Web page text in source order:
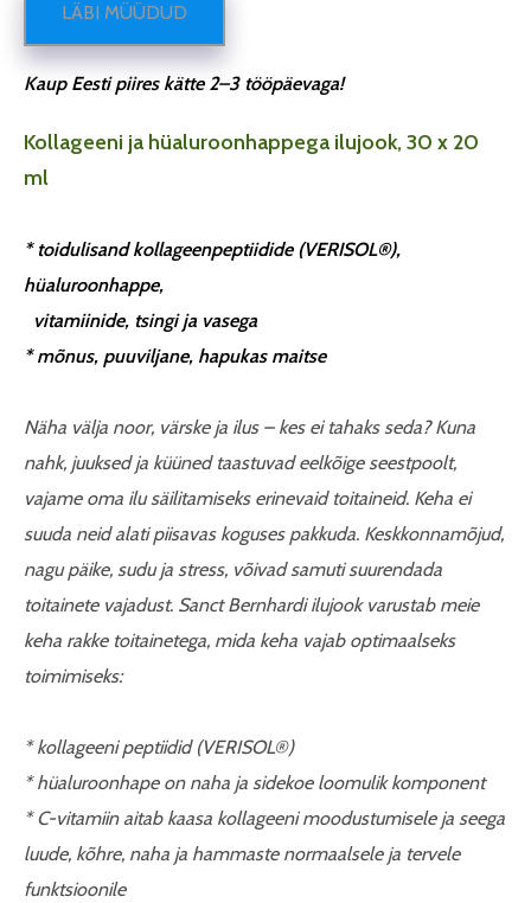
LÄBI MÜÜDUD
Kaup Eesti piires kätte 2–3 tööpäevaga!
Kollageeni ja hüaluroonhappega ilujook, 30 x 20
ml
* toidulisand kollageenpeptiidide (VERISOL®),
hüaluroonhappe,
vitamiinide, tsingi ja vasega
* mõnus, puuviljane, hapukas maitse
Näha välja noor, värske ja ilus – kes ei tahaks seda? Kuna
nahk, juuksed ja küüned taastuvad eelkõige seestpoolt,
vajame oma ilu säilitamiseks erinevaid toitaineid. Keha ei
suuda neid alati piisavas koguses pakkuda. Keskkonnamõjud,
nagu päike, sudu ja stress, võivad samuti suurendada
toitainete vajadust. Sanct Bernhardi ilujook varustab meie
keha rakke toitainetega, mida keha vajab optimaalseks
toimimiseks:
* kollageeni peptiidid (VERISOL®)
* hüaluroonhape on naha ja sidekoe loomulik komponent
* C-vitamiin aitab kaasa kollageeni moodustumisele ja seega
luude, kõhre, naha ja hammaste normaalsele ja tervele
funktsioonile